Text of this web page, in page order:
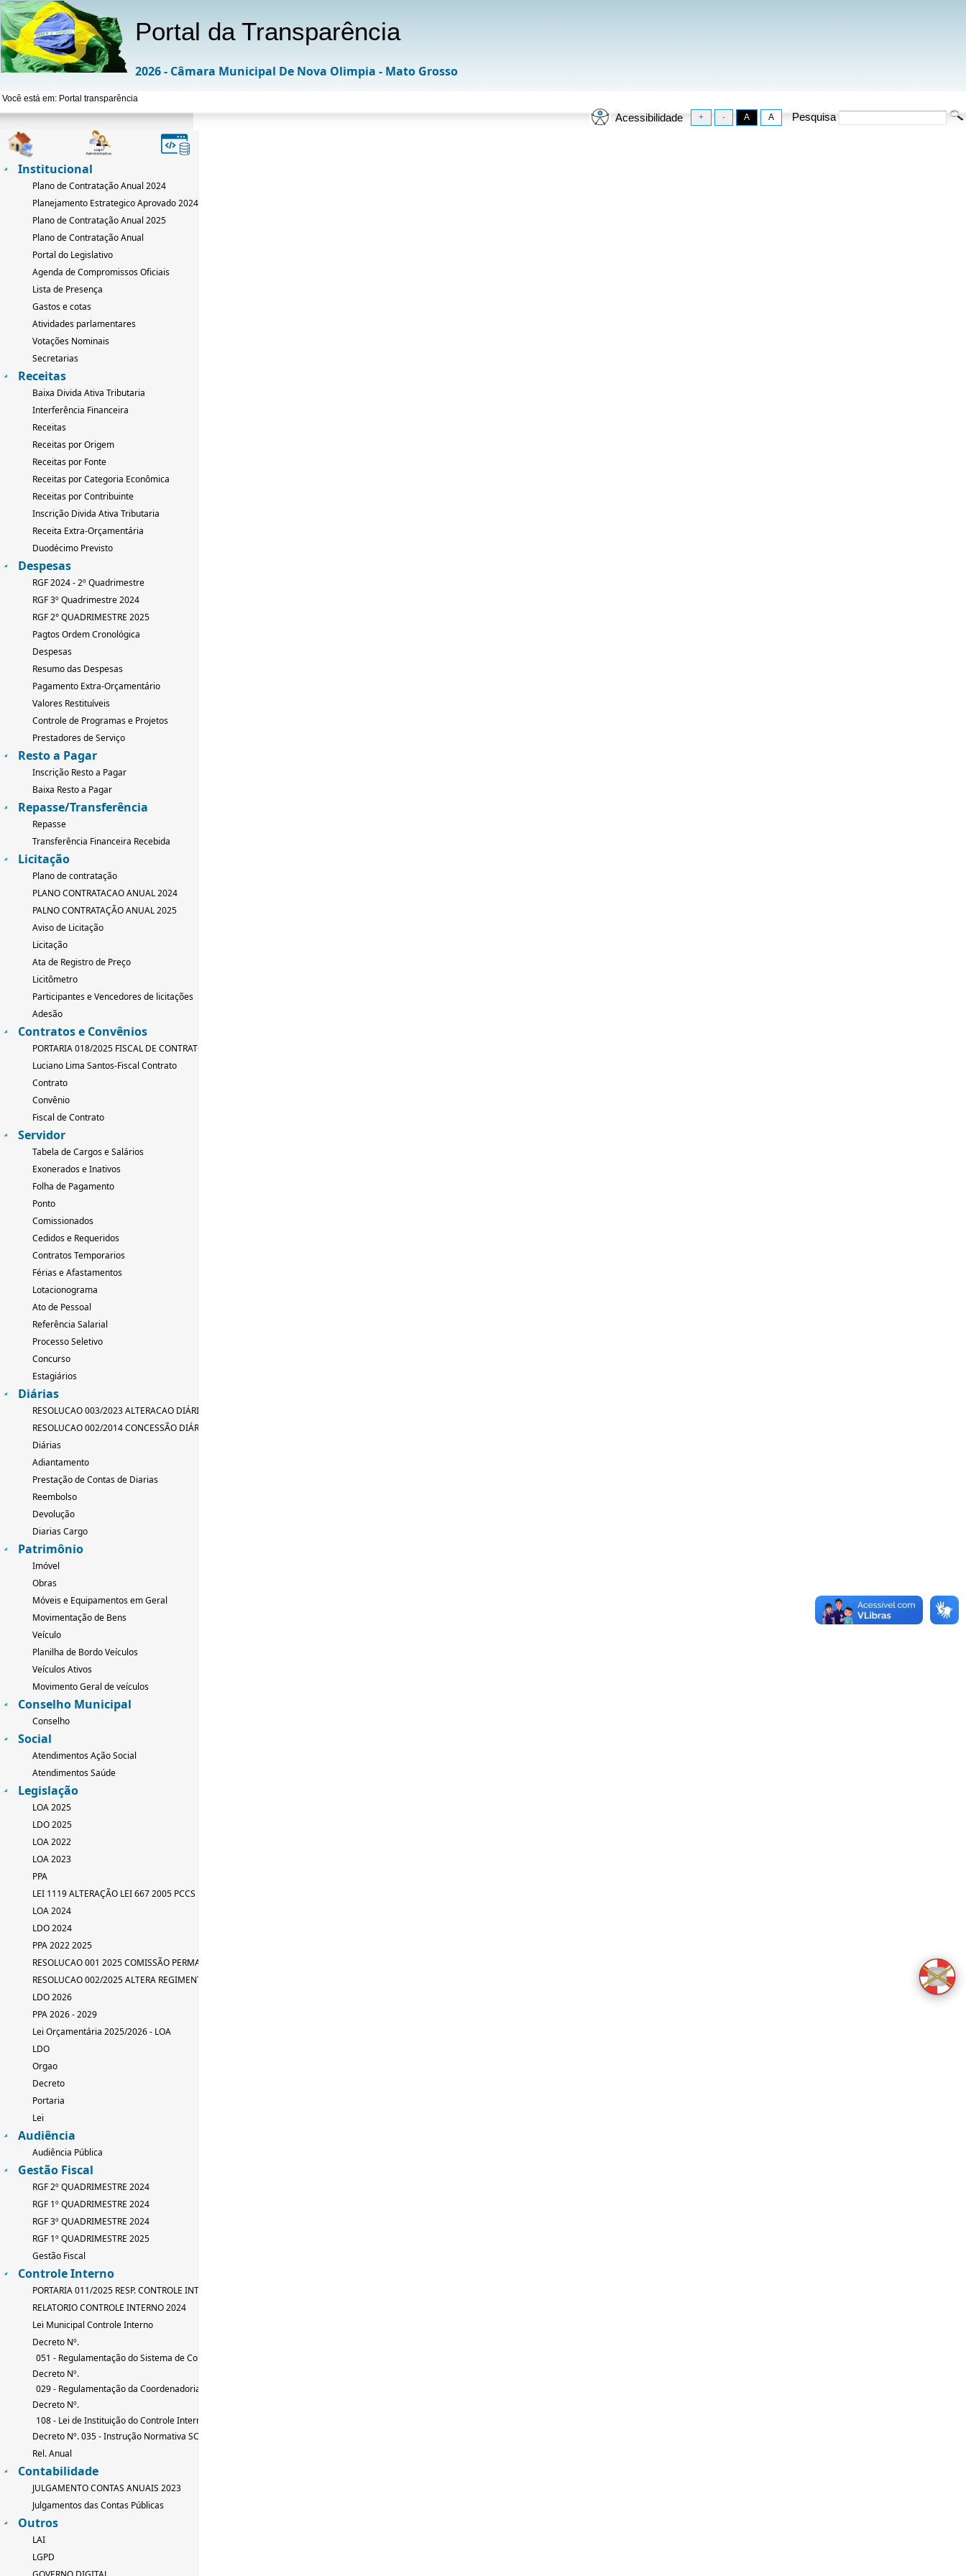
Portal da Transparência
2026 - Câmara Municipal De Nova Olimpia - Mato Grosso
Você está em: Portal transparência
Acessibilidade Pesquisa
Institucional
Plano de Contratação Anual 2024
Planejamento Estrategico Aprovado 2024-2033
Plano de Contratação Anual 2025
Plano de Contratação Anual
Portal do Legislativo
Agenda de Compromissos Oficiais
Lista de Presença
Gastos e cotas
Atividades parlamentares
Votações Nominais
Secretarias
Receitas
Baixa Divida Ativa Tributaria
Interferência Financeira
Receitas
Receitas por Origem
Receitas por Fonte
Receitas por Categoria Econômica
Receitas por Contribuinte
Inscrição Divida Ativa Tributaria
Receita Extra-Orçamentária
Duodécimo Previsto
Despesas
RGF 2024 - 2º Quadrimestre
RGF 3º Quadrimestre 2024
RGF 2° QUADRIMESTRE 2025
Pagtos Ordem Cronológica
Despesas
Resumo das Despesas
Pagamento Extra-Orçamentário
Valores Restituíveis
Controle de Programas e Projetos
Prestadores de Serviço
Resto a Pagar
Inscrição Resto a Pagar
Baixa Resto a Pagar
Repasse/Transferência
Repasse
Transferência Financeira Recebida
Licitação
Plano de contratação
PLANO CONTRATACAO ANUAL 2024
PALNO CONTRATAÇÃO ANUAL 2025
Aviso de Licitação
Licitação
Ata de Registro de Preço
Licitômetro
Participantes e Vencedores de licitações
Adesão
Contratos e Convênios
PORTARIA 018/2025 FISCAL DE CONTRATO
Luciano Lima Santos-Fiscal Contrato
Contrato
Convênio
Fiscal de Contrato
Servidor
Tabela de Cargos e Salários
Exonerados e Inativos
Folha de Pagamento
Ponto
Comissionados
Cedidos e Requeridos
Contratos Temporarios
Férias e Afastamentos
Lotacionograma
Ato de Pessoal
Referência Salarial
Processo Seletivo
Concurso
Estagiários
Diárias
RESOLUCAO 003/2023 ALTERACAO DIÁRIAS
RESOLUCAO 002/2014 CONCESSÃO DIÁRIAS
Diárias
Adiantamento
Prestação de Contas de Diarias
Reembolso
Devolução
Diarias Cargo
Patrimônio
Imóvel
Obras
Móveis e Equipamentos em Geral
Movimentação de Bens
Veículo
Planilha de Bordo Veículos
Veículos Ativos
Movimento Geral de veículos
Conselho Municipal
Conselho
Social
Atendimentos Ação Social
Atendimentos Saúde
Legislação
LOA 2025
LDO 2025
LOA 2022
LOA 2023
PPA
LEI 1119 ALTERAÇÃO LEI 667 2005 PCCS
LOA 2024
LDO 2024
PPA 2022 2025
RESOLUCAO 001 2025 COMISSÃO PERMANENTE
RESOLUCAO 002/2025 ALTERA REGIMENTO INTERNO
LDO 2026
PPA 2026 - 2029
Lei Orçamentária 2025/2026 - LOA
LDO
Orgao
Decreto
Portaria
Lei
Audiência
Audiência Pública
Gestão Fiscal
RGF 2º QUADRIMESTRE 2024
RGF 1º QUADRIMESTRE 2024
RGF 3º QUADRIMESTRE 2024
RGF 1º QUADRIMESTRE 2025
Gestão Fiscal
Controle Interno
PORTARIA 011/2025 RESP. CONTROLE INTERNO
RELATORIO CONTROLE INTERNO 2024
Lei Municipal Controle Interno
Decreto Nº.
051 - Regulamentação do Sistema de Controle Interno
Decreto Nº.
029 - Regulamentação da Coordenadoria de Controle Interno
Decreto Nº.
108 - Lei de Instituição do Controle Interno
Decreto Nº. 035 - Instrução Normativa SCI
Rel. Anual
Contabilidade
JULGAMENTO CONTAS ANUAIS 2023
Julgamentos das Contas Públicas
Outros
LAI
LGPD